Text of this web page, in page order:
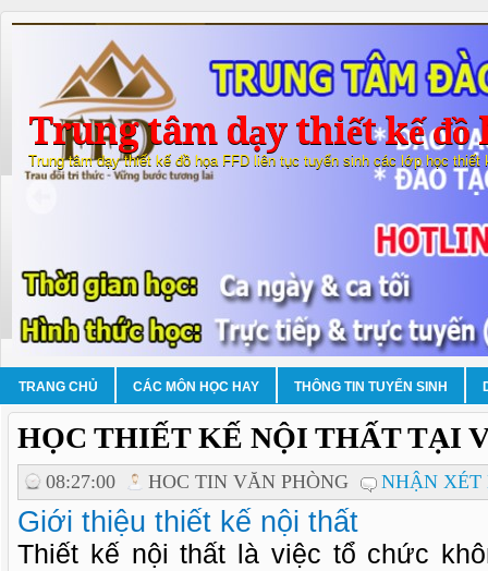
Trung tâm dạy thiết kế đồ
Trung tâm dạy thiết kế đồ họa FFD liên tục tuyển sinh các lớp học thiết
TRANG CHỦ CÁC MÔN HỌC HAY THÔNG TIN TUYỂN SINH
HỌC THIẾT KẾ NỘI THẤT TẠI
08:27:00 HOC TIN VĂN PHÒNG NHẬN
Giới thiệu thiết kế nội thất
Thiết kế nội thất là việc tổ chức